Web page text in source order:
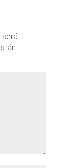
será